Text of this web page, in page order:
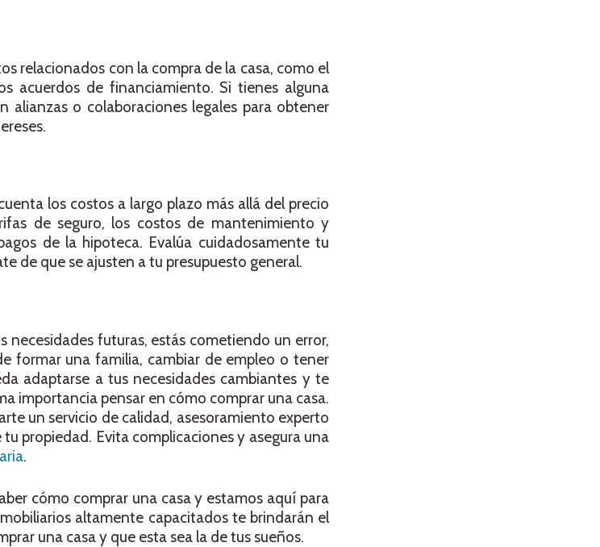
relacionados con la compra de la casa, como el
acuerdos de financiamiento. Si tienes alguna
o colaboraciones legales para obtener
los costos a largo plazo más allá del precio
de seguro, los costos de mantenimiento y
de la hipoteca. Evalúa cuidadosamente tu
de que se ajusten a tu presupuesto general.
necesidades futuras, estás cometiendo un error,
formar una familia, cambiar de empleo o tener
adaptarse a tus necesidades cambiantes y te
importancia pensar en cómo comprar una casa.
un servicio de calidad, asesoramiento experto
propiedad. Evita complicaciones y asegura una
.
cómo comprar una casa y estamos aquí para
altamente capacitados te brindarán el
una casa y que esta sea la de tus sueños.